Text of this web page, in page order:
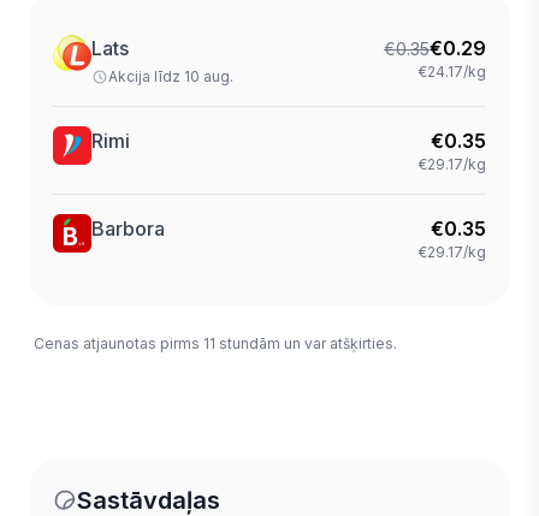
Lats
Akcija līdz 10 aug.
€0.35€0.29
€24.17/kg
Rimi €0.35
€29.17/kg
Barbora €0.35
€29.17/kg
Cenas atjaunotas pirms 11 stundām un var atšķirties.
Sastāvdaļas